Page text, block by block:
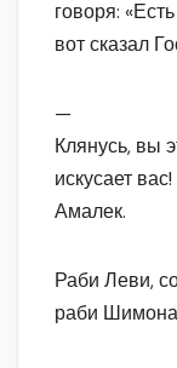
говоря:
вот сказал
—
Клянусь, вы
искусает
Амалек.
Раби Леви,
раби